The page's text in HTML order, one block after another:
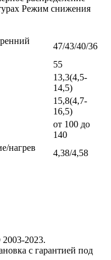
Режим снижения
47/43/40/36
55
13,3(4,5-
14,5)
15,8(4,7-
16,5)
от 100 до
140
нагрев
4,38/4,58
2023.
с гарантией под